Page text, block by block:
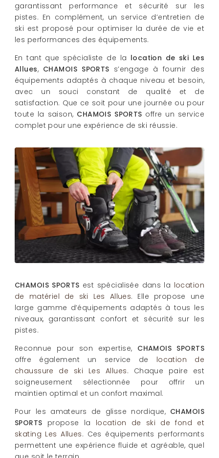
garantissant performance et sécurité sur les
pistes. En complément, un service d’entretien de
ski est proposé pour optimiser la durée de vie et
les performances des équipements.
En tant que spécialiste de la location de ski Les
Allues, CHAMOIS SPORTS s’engage à fournir des
équipements adaptés à chaque niveau et besoin,
avec un souci constant de qualité et de
satisfaction. Que ce soit pour une journée ou pour
toute la saison, CHAMOIS SPORTS offre un service
complet pour une expérience de ski réussie.
CHAMOIS SPORTS est spécialisée dans la location
de matériel de ski Les Allues. Elle propose une
large gamme d’équipements adaptés à tous les
niveaux, garantissant confort et sécurité sur les
pistes.
Reconnue pour son expertise, CHAMOIS SPORTS
offre également un service de location de
chaussure de ski Les Allues. Chaque paire est
soigneusement sélectionnée pour offrir un
maintien optimal et un confort maximal.
Pour les amateurs de glisse nordique, CHAMOIS
SPORTS propose la location de ski de fond et
skating Les Allues. Ces équipements performants
permettent une expérience fluide et agréable, quel